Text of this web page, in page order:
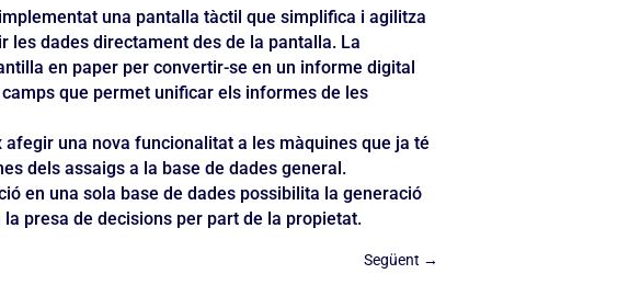
una pantalla tàctil que simplifica i agilitza
dades directament des de la pantalla. La
en paper per convertir-se en un informe digital
que permet unificar els informes de les
una nova funcionalitat a les màquines que ja té
dels assaigs a la base de dades general.
en una sola base de dades possibilita la generació
presa de decisions per part de la propietat.
Següent →